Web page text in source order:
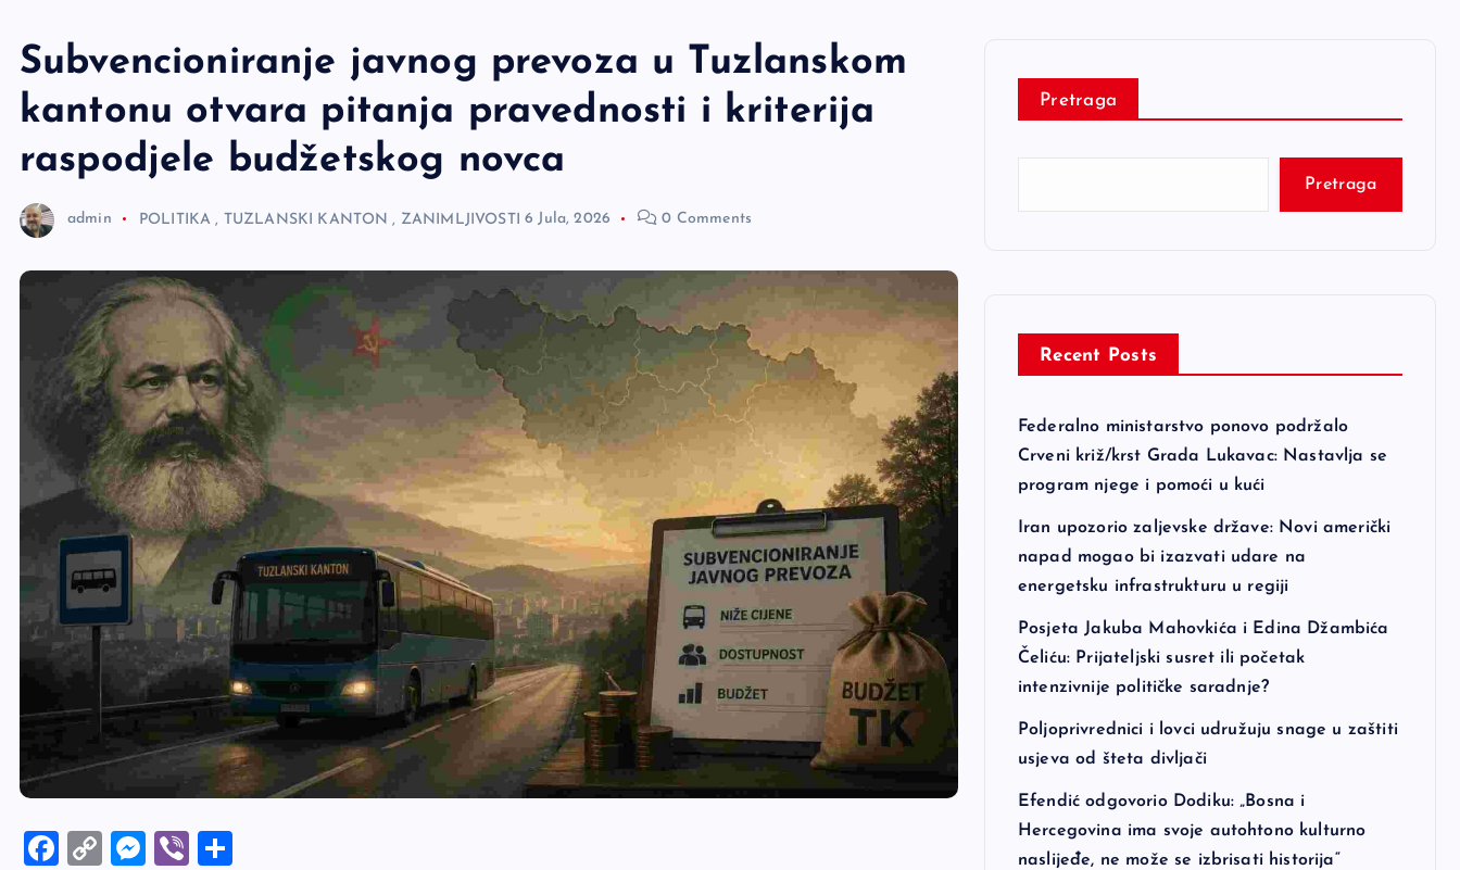
Subvencioniranje javnog prevoza u Tuzlanskom
kantonu otvara pitanja pravednosti i kriterija
raspodjele budžetskog novca
admin POLITIKA , TUZLANSKI KANTON , ZANIMLJIVOSTI 6 Jula, 2026 0 Comments
F
C
M
Vi
Pretraga
Pretraga
Recent Posts
Federalno ministarstvo ponovo podržalo
Crveni križ/krst Grada Lukavac: Nastavlja se
program njege i pomoći u kući
Iran upozorio zaljevske države: Novi američki
napad mogao bi izazvati udare na
energetsku infrastrukturu u regiji
Posjeta Jakuba Mahovkića i Edina Džambića
Čeliću: Prijateljski susret ili početak
intenzivnije političke saradnje?
Poljoprivrednici i lovci udružuju snage u zaštiti
usjeva od šteta divljači
Efendić odgovorio Dodiku: „Bosna i
Hercegovina ima svoje autohtono kulturno
naslijeđe, ne može se izbrisati historija“